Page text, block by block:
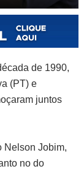
de 1990,
(PT) e
juntos
Nelson Jobim,
no do